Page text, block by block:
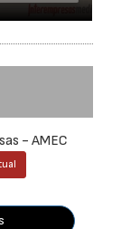
- AMEC